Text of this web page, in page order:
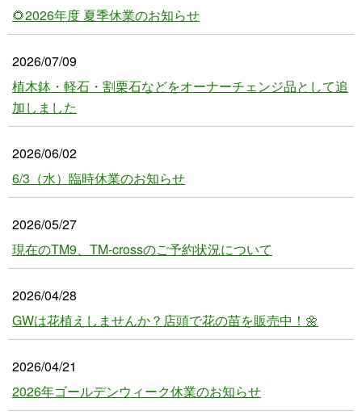
🌻2026年度 夏季休業のお知らせ
2026/07/09
植木鉢・軽石・割栗石などをオーナーチェンジ品として追
加しました
2026/06/02
6/3（水）臨時休業のお知らせ
2026/05/27
現在のTM9、TM-crossのご予約状況について
2026/04/28
GWは花植えしませんか？店頭で花の苗を販売中！🌼
2026/04/21
2026年ゴールデンウィーク休業のお知らせ